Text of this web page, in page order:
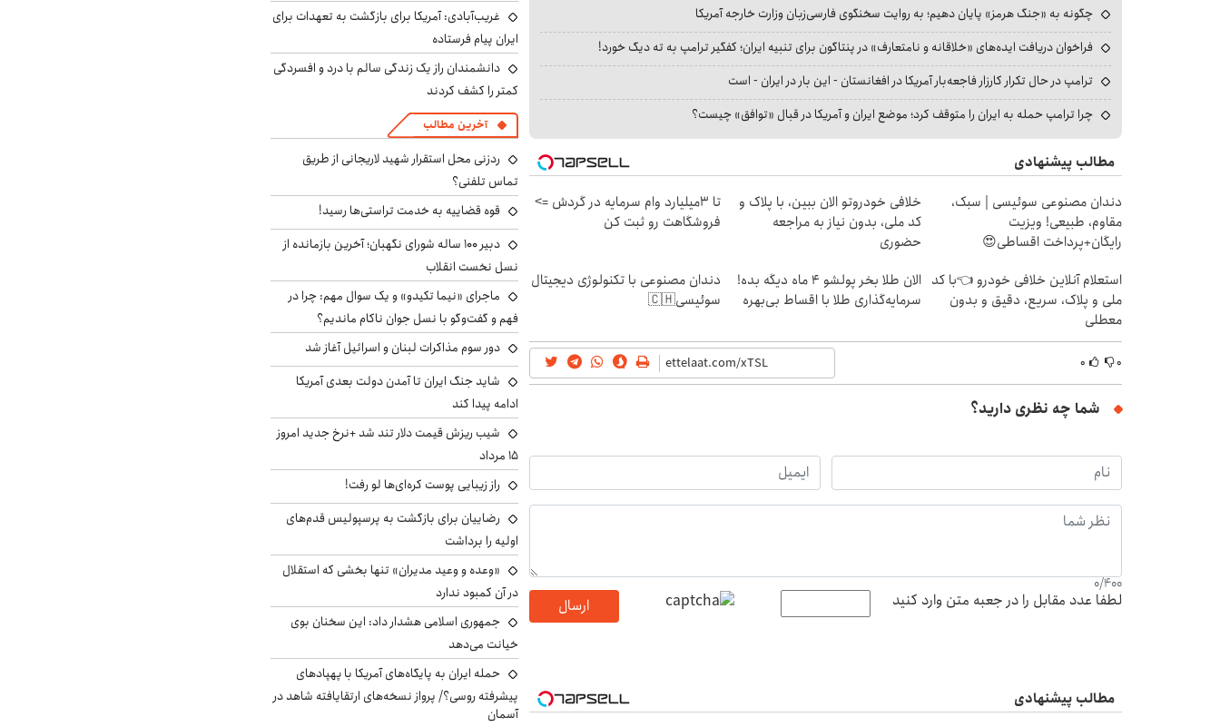
چگونه به «جنگ هرمز» پایان دهیم؛ به روایت سخنگوی فارسی‌زبان وزارت خارجه آمریکا
فراخوان دریافت ایده‌های «خلاقانه و نامتعارف» در پنتاگون برای تنبیه ایران؛ کفگیر ترامپ به ته دیگ خورد!
ترامپ در حال تکرار کارزار فاجعه‌بار آمریکا در افغانستان - این بار در ایران - است
چرا ترامپ حمله به ایران را متوقف کرد؛ موضع ایران و آمریکا در قبال «توافق» چیست؟
مطالب پیشنهادی
دندان مصنوعی سوئیسی | سبک،
مقاوم، طبیعی! ویزیت
رایگان+پرداخت اقساطی😍
خلافی خودروتو الان ببین، با پلاک و
کد ملی، بدون نیاز به مراجعه
حضوری
تا 3میلیارد وام سرمایه در گردش =>
فروشگاهت رو ثبت کن
استعلام آنلاین خلافی خودرو 👈با کد
ملی و پلاک، سریع، دقیق و بدون
معطلی
الان طلا بخر پولشو 4 ماه دیگه بده!
سرمایه‌گذاری طلا با اقساط بی‌بهره
دندان مصنوعی با تکنولوژی دیجیتال
سوئیسی🇨🇭
۰ ۰
شما چه نظری دارید؟
0/400
لطفا عدد مقابل را در جعبه متن وارد کنید ارسال
مطالب پیشنهادی
غریب‌آبادی: آمریکا برای بازگشت به تعهدات برای
ایران پیام فرستاده
دانشمندان راز یک زندگی سالم با درد و افسردگی
کمتر را کشف کردند
آخرین مطالب
ردزنی محل استقرار شهید لاریجانی از طریق
تماس تلفنی؟
قوه قضاییه به خدمت تراستی‌ها رسید!
دبیر ۱۰۰ ساله شورای نگهبان؛ آخرین بازمانده از
نسل نخست انقلاب
ماجرای «نیما تکیدو» و یک سوال مهم: چرا در
فهم و گفت‌وگو با نسل جوان ناکام ماندیم؟
دور سوم مذاکرات لبنان و اسرائیل آغاز شد
شاید جنگ ایران تا آمدن دولت بعدی آمریکا
ادامه پیدا کند
شیب ریزش قیمت دلار تند شد +نرخ جدید امروز
۱۵ مرداد
راز زیبایی پوست کره‌ای‌ها لو رفت!
رضاییان برای بازگشت به پرسپولیس قدم‌های
اولیه را برداشت
«وعده و وعید مدیران» تنها بخشی که استقلال
در آن کمبود ندارد
جمهوری اسلامی هشدار داد: این سخنان بوی
خیانت می‌دهد
حمله ایران به پایگاه‌های آمریکا با پهپادهای
پیشرفته روسی؟/ پرواز نسخه‌های ارتقایافته شاهد در
آسمان